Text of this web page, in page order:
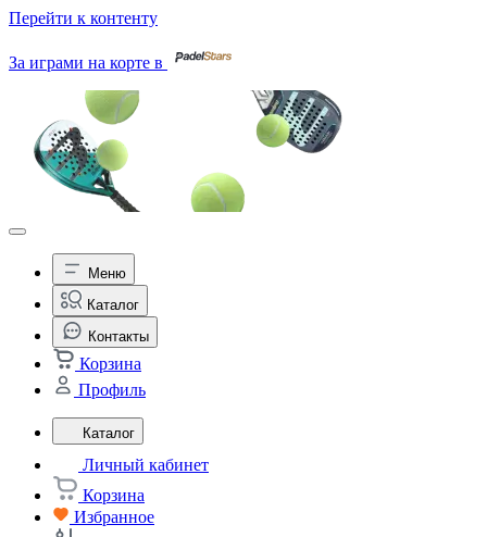
Перейти к контенту
За играми на корте в
Меню
Каталог
Контакты
Корзина
Профиль
Каталог
Личный кабинет
Корзина
Избранное